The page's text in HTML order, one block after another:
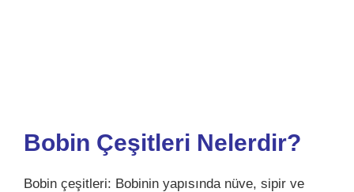
Bobin Çeşitleri Nelerdir?
Bobin çeşitleri: Bobinin yapısında nüve, sipir ve